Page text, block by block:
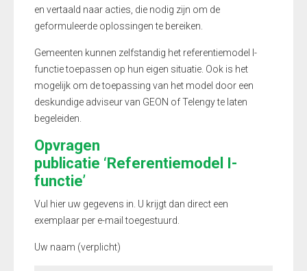
en vertaald naar acties, die nodig zijn om de
geformuleerde oplossingen te bereiken.
Gemeenten kunnen zelfstandig het referentiemodel I-
functie toepassen op hun eigen situatie. Ook is het
mogelijk om de toepassing van het model door een
deskundige adviseur van GEON of Telengy te laten
begeleiden.
Opvragen
publicatie ‘Referentiemodel I-
functie’
Vul hier uw gegevens in. U krijgt dan direct een
exemplaar per e-mail toegestuurd.
Uw naam (verplicht)